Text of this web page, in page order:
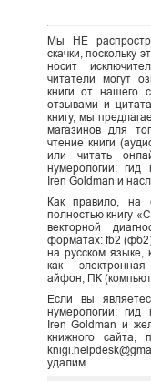
Мы НЕ
скачки, поскольку
носит
читатели могут
книги от нашего
отзывами и
книгу, мы
магазинов для
чтение книги
или читать
нумерологии: гид
Iren Goldman и
Как правило, на
полностью книгу
векторной
форматах: fb2
на русском языке,
как -
айфон, ПК
Если вы
нумерологии: гид
Iren Goldman и
книжного сайта,
удалим.